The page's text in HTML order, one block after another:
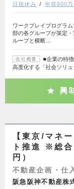
日祝休み
年収600万
ワークプレイプログラ
部の各グループが策定
ループと横断…
会社概要
■企業の特
高度化する「社会ソリ
興
【東京/マネ
ト推進 ※総
円）
不動産企画・仕
阪急阪神不動産株